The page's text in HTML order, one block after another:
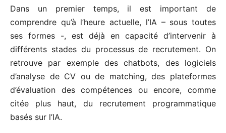
Dans un premier temps, il est important de
comprendre qu’à l’heure actuelle, l’IA – sous toutes
ses formes -, est déjà en capacité d’intervenir à
différents stades du processus de recrutement. On
retrouve par exemple des chatbots, des logiciels
d’analyse de CV ou de matching, des plateformes
d’évaluation des compétences ou encore, comme
citée plus haut, du recrutement programmatique
basés sur l’IA.